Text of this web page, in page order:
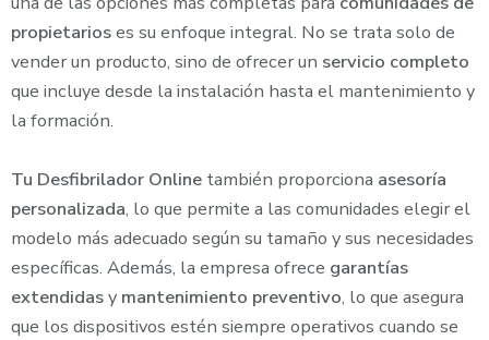
propietarioses su enfoque integral. No se trata solo de
vender un producto, sino de ofrecer un servicio completo
que incluye desde la instalación hasta el mantenimiento y
la formación.
Tu Desfibrilador Online también proporciona asesoría
personalizada, lo que permite a las comunidades elegir el
modelo más adecuado según su tamaño y sus necesidades
específicas. Además, la empresa ofrece garantías
extendidasy mantenimiento preventivo, lo que asegura
que los dispositivos estén siempre operativos cuando se